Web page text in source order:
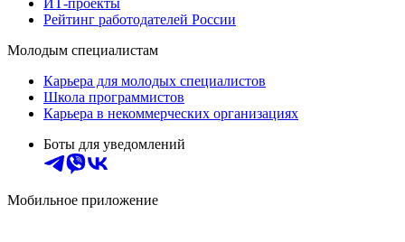
ИТ-проекты
Рейтинг работодателей России
Молодым специалистам
Карьера для молодых специалистов
Школа программистов
Карьера в некоммерческих организациях
Боты для уведомлений
Мобильное приложение